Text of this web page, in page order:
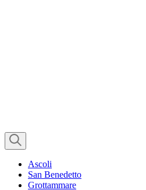
Ascoli
San Benedetto
Grottammare